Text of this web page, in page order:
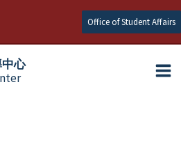
Office of Student Affairs
心